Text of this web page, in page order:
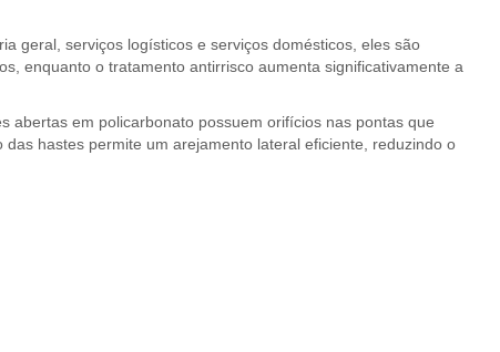
geral, serviços logísticos e serviços domésticos, eles são
enquanto o tratamento antirrisco aumenta significativamente a
abertas em policarbonato possuem orifícios nas pontas que
hastes permite um arejamento lateral eficiente, reduzindo o